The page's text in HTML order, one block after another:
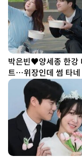
박은빈♥양세종 한강
트…위장인데 썸 타
연애)